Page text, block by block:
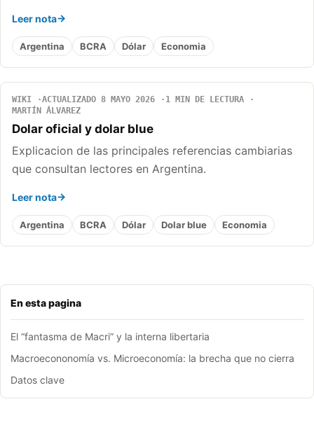
En esta pagina
El “fantasma de Macri” y la interna libertaria
Macroecononomía vs. Microeconomía: la brecha que no cierra
Datos clave
Leer nota
Argentina BCRA Dólar Economia
WIKI ACTUALIZADO 8 MAYO 2026
1 MIN DE LECTURA
MARTÍN ÁLVAREZ
Dolar oficial y dolar blue
Explicacion de las principales referencias cambiarias
que consultan lectores en Argentina.
Leer nota
Argentina BCRA Dólar Dolar blue Economia